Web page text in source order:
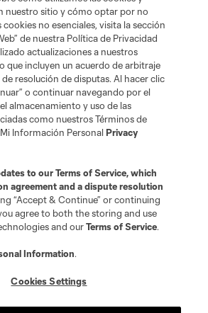
Policy
Information
Cookies Settings
Soccer and MLS name and shield are
League Soccer, L.L.C. (“MLS”). The names
registered and/or common law trademarks of
permission of their owners. Any unauthorized use
nuestro sitio y cómo optar por no
no esenciales, visita la sección
de nuestra Política de Privacidad
actualizaciones a nuestros
que incluyen un acuerdo de arbitraje
resolución de disputas. Al hacer clic
o continuar navegando por el
almacenamiento y uso de las
como nuestros Términos de
Información PersonalPrivacy
to ourTerms of Service, which
agreement and a dispute resolution
“Accept & Continue” or continuing
agree to both the storing and use
and ourTerms of Service.
Information.
Cookies Settings